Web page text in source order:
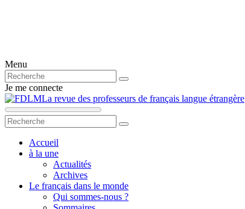
Menu
Je me connecte
La revue des professeurs de français langue étrangère
Accueil
à la une
Actualités
Archives
Le français dans le monde
Qui sommes-nous ?